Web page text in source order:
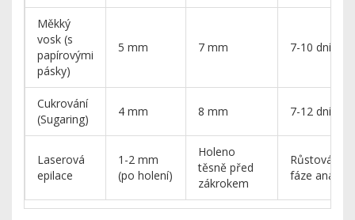
Měkký
vosk (s
papírovými
pásky)
5 mm 7 mm 7-10 dní
Cukrování
(Sugaring)
4 mm 8 mm 7-12 dní
Laserová
epilace
1-2 mm
(po holení)
Holeno
těsně před
zákrokem
Růstová
fáze anagen